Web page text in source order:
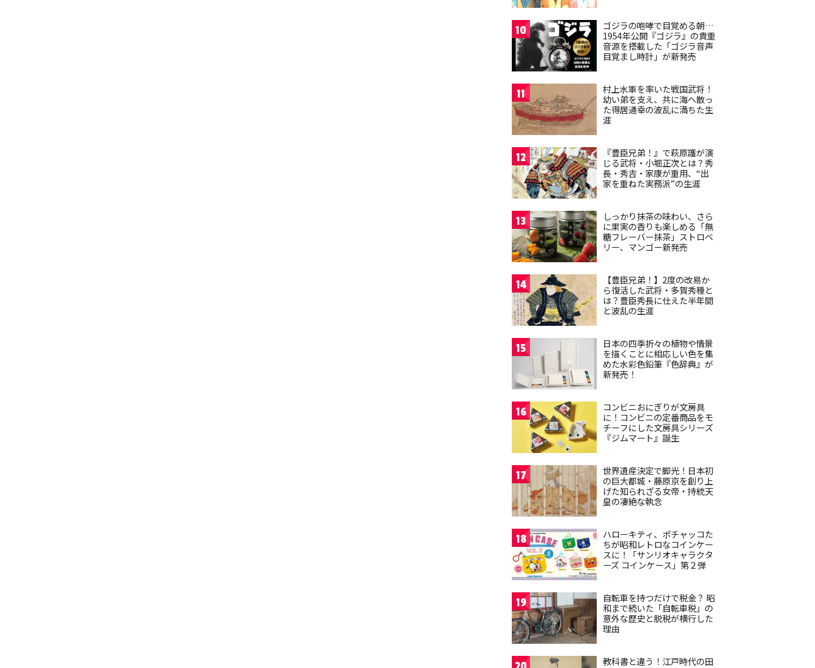
10
ゴジラの咆哮で目覚める朝…
1954年公開『ゴジラ』の貴重
音源を搭載した「ゴジラ音声
目覚まし時計」が新発売
11
村上水軍を率いた戦国武将！
幼い弟を支え、共に海へ散っ
た得居通幸の波乱に満ちた生
涯
12
『豊臣兄弟！』で萩原護が演
じる武将・小堀正次とは？秀
長・秀吉・家康が重用、“出
家を重ねた実務派”の生涯
13
しっかり抹茶の味わい、さら
に果実の香りも楽しめる「無
糖フレーバー抹茶」ストロベ
リー、マンゴー新発売
14
【豊臣兄弟！】2度の改易か
ら復活した武将・多賀秀種と
は？豊臣秀長に仕えた半年間
と波乱の生涯
15
日本の四季折々の植物や情景
を描くことに相応しい色を集
めた水彩色鉛筆『色辞典』が
新発売！
16
コンビニおにぎりが文房具
に！コンビニの定番商品をモ
チーフにした文房具シリーズ
『ジムマート』誕生
17
世界遺産決定で脚光！日本初
の巨大都城・藤原京を創り上
げた知られざる女帝・持統天
皇の凄絶な執念
18
ハローキティ、ポチャッコた
ちが昭和レトロなコインケー
スに！「サンリオキャラクタ
ーズ コインケース」第２弾
19
自転車を持つだけで税金？ 昭
和まで続いた「自転車税」の
意外な歴史と脱税が横行した
理由
教科書と違う！江戸時代の田